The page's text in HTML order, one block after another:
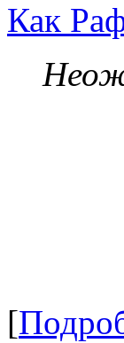
Как
[